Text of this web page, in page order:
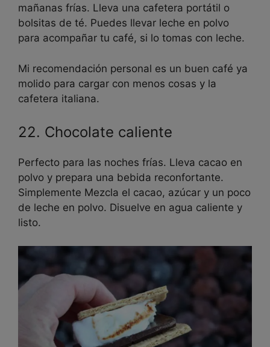
mañanas frías. Lleva una cafetera portátil o
bolsitas de té. Puedes llevar leche en polvo
para acompañar tu café, si lo tomas con leche.
Mi recomendación personal es un buen café ya
molido para cargar con menos cosas y la
cafetera italiana.
22. Chocolate caliente
Perfecto para las noches frías. Lleva cacao en
polvo y prepara una bebida reconfortante.
Simplemente Mezcla el cacao, azúcar y un poco
de leche en polvo. Disuelve en agua caliente y
listo.